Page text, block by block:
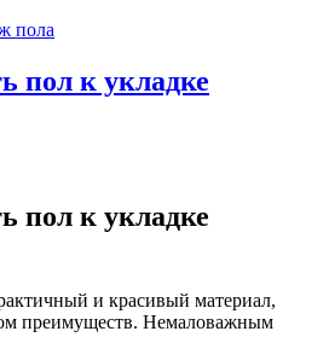
пола
пол к укладке
пол к укладке
и красивый материал,
преимуществ. Немаловажным